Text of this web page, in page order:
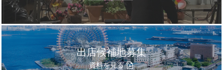
出店候補地募集
資料を見る